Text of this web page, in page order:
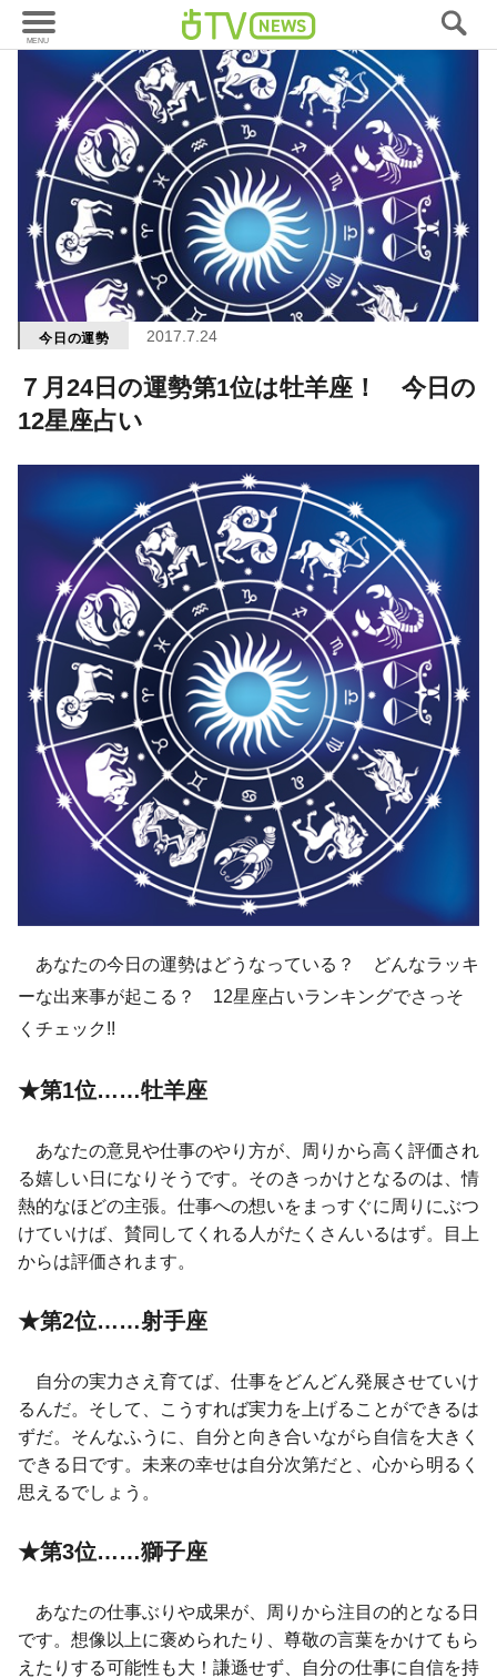
今日の運勢 2017.7.24
７月24日の運勢第1位は牡羊座！ 今日の
12星座占い
あなたの今日の運勢はどうなっている？ どんなラッキ
ーな出来事が起こる？ 12星座占いランキングでさっそ
くチェック!!
★第1位……牡羊座
あなたの意見や仕事のやり方が、周りから高く評価され
る嬉しい日になりそうです。そのきっかけとなるのは、情
熱的なほどの主張。仕事への想いをまっすぐに周りにぶつ
けていけば、賛同してくれる人がたくさんいるはず。目上
からは評価されます。
★第2位……射手座
自分の実力さえ育てば、仕事をどんどん発展させていけ
るんだ。そして、こうすれば実力を上げることができるは
ずだ。そんなふうに、自分と向き合いながら自信を大きく
できる日です。未来の幸せは自分次第だと、心から明るく
思えるでしょう。
★第3位……獅子座
あなたの仕事ぶりや成果が、周りから注目の的となる日
です。想像以上に褒められたり、尊敬の言葉をかけてもら
えたりする可能性も大！謙遜せず、自分の仕事に自信を持